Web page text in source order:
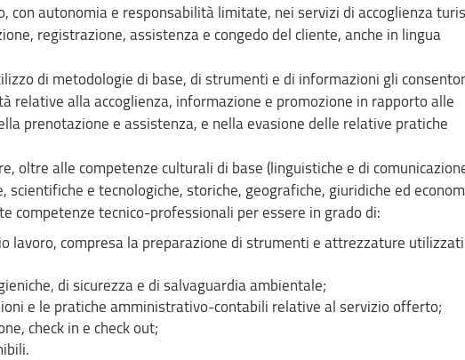
con autonomia e responsabilità limitate, nei servizi di accoglienza
registrazione, assistenza e congedo del cliente, anche in lingua
di metodologie di base, di strumenti e di informazioni gli
relative alla accoglienza, informazione e promozione in rapporto alle
prenotazione e assistenza, e nella evasione delle relative pratiche
oltre alle competenze culturali di base (linguistiche e di
e tecnologiche, storiche, geografiche, giuridiche ed
competenze tecnico-professionali per essere in grado di:
lavoro, compresa la preparazione di strumenti e attrezzature
di sicurezza e di salvaguardia ambientale;
e le pratiche amministrativo-contabili relative al servizio offerto;
check in e check out;